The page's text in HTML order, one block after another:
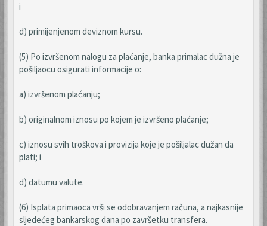
i
d) primijenjenom deviznom kursu.
(5) Po izvršenom nalogu za plaćanje, banka primalac dužna je
pošiljaocu osigurati informacije o:
a) izvršenom plaćanju;
b) originalnom iznosu po kojem je izvršeno plaćanje;
c) iznosu svih troškova i provizija koje je pošiljalac dužan da
plati; i
d) datumu valute.
(6) Isplata primaoca vrši se odobravanjem računa, a najkasnije
sljedećeg bankarskog dana po završetku transfera.